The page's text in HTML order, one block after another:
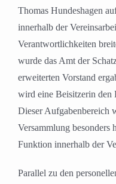
Thomas Hundeshagen
innerhalb der
Verantwortlichkeiten
wurde das Amt der
erweiterten Vorstand
wird eine Beisitzerin den
Dieser Aufgabenbereich
Versammlung besonders
Funktion innerhalb der
Parallel zu den